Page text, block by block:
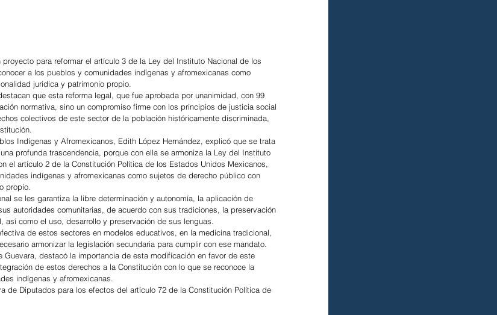
para reformar el artículo 3 de la Ley del Instituto Nacional de los
a los pueblos y comunidades indígenas y afromexicanas como
jurídica y patrimonio propio.
que esta reforma legal, que fue aprobada por unanimidad, con 99
normativa, sino un compromiso firme con los principios de justicia social
colectivos de este sector de la población históricamente discriminada,
Indígenas y Afromexicanos, Edith López Hernández, explicó que se trata
profunda trascendencia, porque con ella se armoniza la Ley del Instituto
el artículo 2 de la Constitución Política de los Estados Unidos Mexicanos,
indígenas y afromexicanas como sujetos de derecho público con
propio.
se les garantiza la libre determinación y autonomía, la aplicación de
autoridades comunitarias, de acuerdo con sus tradiciones, la preservación
así como el uso, desarrollo y preservación de sus lenguas.
de estos sectores en modelos educativos, en la medicina tradicional,
armonizar la legislación secundaria para cumplir con ese mandato.
Guevara, destacó la importancia de esta modificación en favor de este
de estos derechos a la Constitución con lo que se reconoce la
indígenas y afromexicanas.
de Diputados para los efectos del artículo 72 de la Constitución Política de